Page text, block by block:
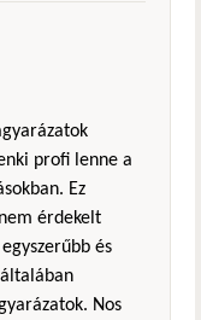
profi lenne a
Ez
érdekelt
és
Nos